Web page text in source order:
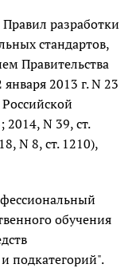
Правил разработки
стандартов,
Правительства
2013 г. N 23
2014, N 39, ст.
N 8, ст. 1210),
обучения
подкатегорий".